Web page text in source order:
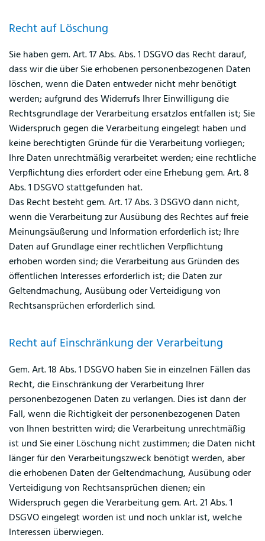
Recht auf Löschung
Sie haben gem. Art. 17 Abs. Abs. 1 DSGVO das Recht darauf,
dass wir die über Sie erhobenen personenbezogenen Daten
löschen, wenn die Daten entweder nicht mehr benötigt
werden; aufgrund des Widerrufs Ihrer Einwilligung die
Rechtsgrundlage der Verarbeitung ersatzlos entfallen ist; Sie
Widerspruch gegen die Verarbeitung eingelegt haben und
keine berechtigten Gründe für die Verarbeitung vorliegen;
Ihre Daten unrechtmäßig verarbeitet werden; eine rechtliche
Verpflichtung dies erfordert oder eine Erhebung gem. Art. 8
Abs. 1 DSGVO stattgefunden hat.
Das Recht besteht gem. Art. 17 Abs. 3 DSGVO dann nicht,
wenn die Verarbeitung zur Ausübung des Rechtes auf freie
Meinungsäußerung und Information erforderlich ist; Ihre
Daten auf Grundlage einer rechtlichen Verpflichtung
erhoben worden sind; die Verarbeitung aus Gründen des
öffentlichen Interesses erforderlich ist; die Daten zur
Geltendmachung, Ausübung oder Verteidigung von
Rechtsansprüchen erforderlich sind.
Recht auf Einschränkung der Verarbeitung
Gem. Art. 18 Abs. 1 DSGVO haben Sie in einzelnen Fällen das
Recht, die Einschränkung der Verarbeitung Ihrer
personenbezogenen Daten zu verlangen. Dies ist dann der
Fall, wenn die Richtigkeit der personenbezogenen Daten
von Ihnen bestritten wird; die Verarbeitung unrechtmäßig
ist und Sie einer Löschung nicht zustimmen; die Daten nicht
länger für den Verarbeitungszweck benötigt werden, aber
die erhobenen Daten der Geltendmachung, Ausübung oder
Verteidigung von Rechtsansprüchen dienen; ein
Widerspruch gegen die Verarbeitung gem. Art. 21 Abs. 1
DSGVO eingelegt worden ist und noch unklar ist, welche
Interessen überwiegen.